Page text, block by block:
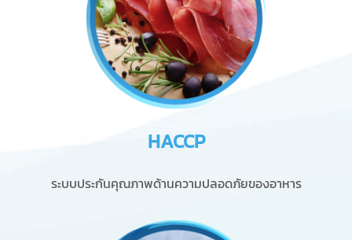
HACCP
ระบบประกันคุณภาพด้านความปลอดภัยของอาหาร